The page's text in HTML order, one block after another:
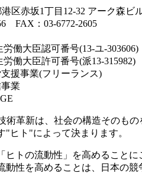
港区赤坂1丁目12-32 アーク森ビ
FAX：03-6772-2605
働大臣認可番号(13-ユ-303606)
働大臣許可番号(派13-315982)
援事業(フリーランス)
業
術革新は、社会の構造そのも
"ヒト"によって決まります。
ヒトの流動性」を高めること
動性を高めることは、日本の競